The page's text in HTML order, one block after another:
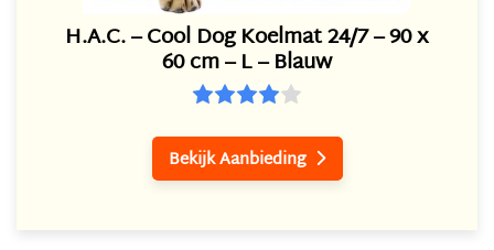
H.A.C. – Cool Dog Koelmat 24/7 – 90 x
60 cm – L – Blauw
Bekijk Aanbieding 